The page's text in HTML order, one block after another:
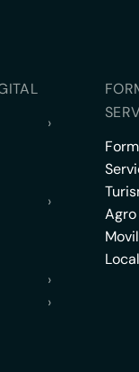
›
›
›
›
Local